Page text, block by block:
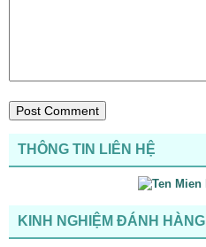
THÔNG TIN LIÊN HỆ
KINH NGHIỆM ĐÁNH HÀNG